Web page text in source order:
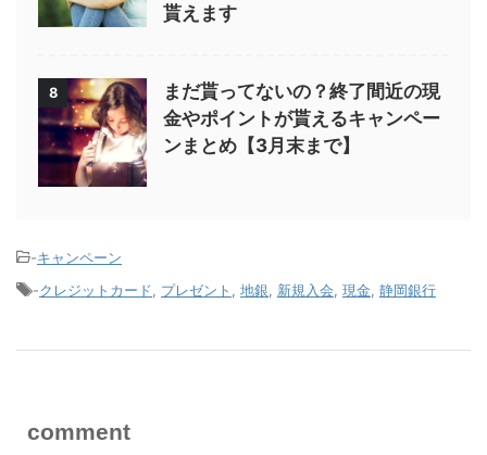
貰えます
8
まだ貰ってないの？終了間近の現
金やポイントが貰えるキャンペー
ンまとめ【3月末まで】
-キャンペーン
-クレジットカード プレゼント 地銀 新規入会 現金 静岡銀行
comment